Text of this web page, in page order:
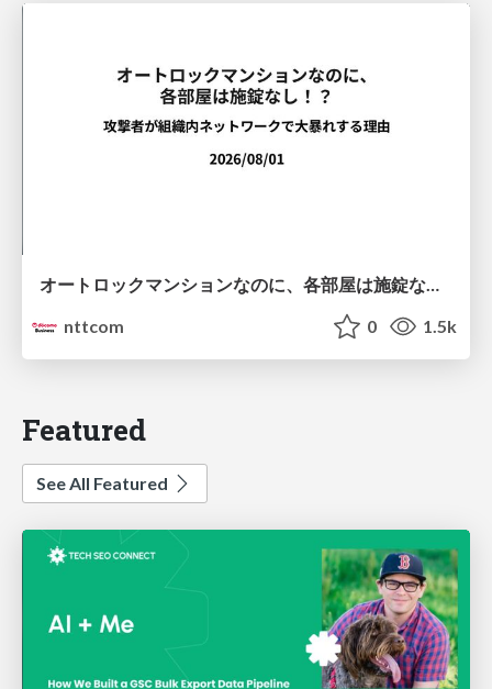
オートロックマンションなのに、各部屋は施錠なし！？ 攻撃者が組織内ネットワークで大暴れする理由 / The Front Door Is Locked, but the Rooms Are Wide Open: Why Attackers Move Freely Inside Enterprise Networks
nttcom
0 1.5k
Featured
See All Featured